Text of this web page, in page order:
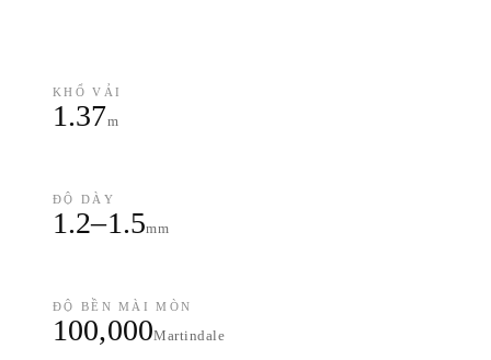
KHỔ VẢI
1.37m
ĐỘ DÀY
1.2–1.5mm
ĐỘ BỀN MÀI MÒN
100,000Martindale